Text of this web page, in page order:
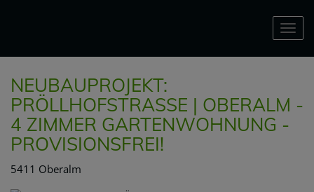
NEUBAUPROJEKT:
PRÖLLHOFSTRASSE | OBERALM -
4 ZIMMER GARTENWOHNUNG -
PROVISIONSFREI!
5411 Oberalm